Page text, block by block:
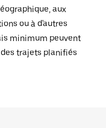
aux
ou à d'autres
minimum peuvent
trajets planifiés